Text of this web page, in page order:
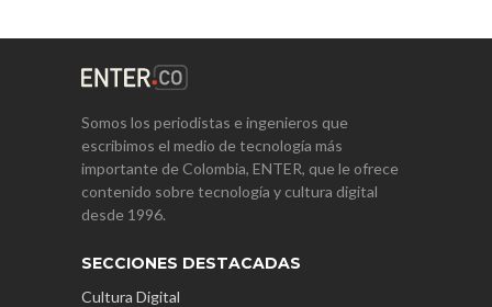
Somos los periodistas e ingenieros que
escribimos el medio de tecnología más
importante de Colombia, ENTER, que le ofrece
contenido sobre tecnología y cultura digital
desde 1996.
SECCIONES DESTACADAS
Cultura Digital